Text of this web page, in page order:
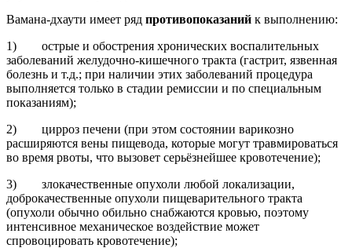
Вамана-дхаути имеет ряд противопоказаний к выполнению:
1) острые и обострения хронических воспалительных
заболеваний желудочно-кишечного тракта (гастрит, язвенная
болезнь и т.д.; при наличии этих заболеваний процедура
выполняется только в стадии ремиссии и по специальным
показаниям);
2) цирроз печени (при этом состоянии варикозно
расширяются вены пищевода, которые могут травмироваться
во время рвоты, что вызовет серьёзнейшее кровотечение);
3) злокачественные опухоли любой локализации,
доброкачественные опухоли пищеварительного тракта
(опухоли обычно обильно снабжаются кровью, поэтому
интенсивное механическое воздействие может
спровоцировать кровотечение);